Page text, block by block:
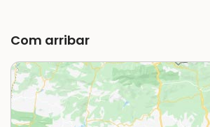
Com arribar